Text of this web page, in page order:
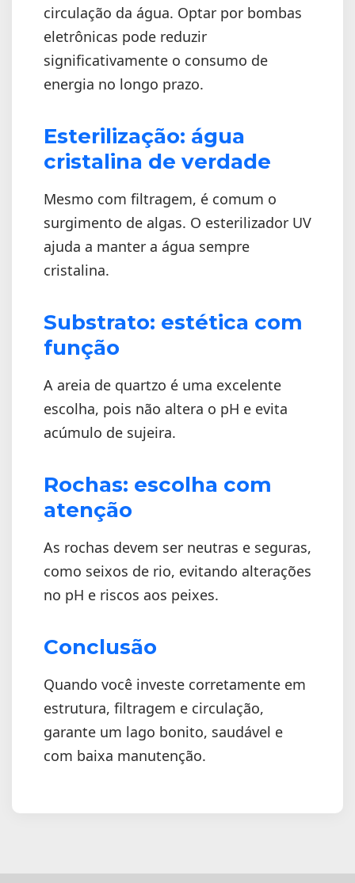
circulação da água. Optar por bombas
eletrônicas pode reduzir
significativamente o consumo de
energia no longo prazo.
Esterilização: água
cristalina de verdade
Mesmo com filtragem, é comum o
surgimento de algas. O esterilizador UV
ajuda a manter a água sempre
cristalina.
Substrato: estética com
função
A areia de quartzo é uma excelente
escolha, pois não altera o pH e evita
acúmulo de sujeira.
Rochas: escolha com
atenção
As rochas devem ser neutras e seguras,
como seixos de rio, evitando alterações
no pH e riscos aos peixes.
Conclusão
Quando você investe corretamente em
estrutura, filtragem e circulação,
garante um lago bonito, saudável e
com baixa manutenção.